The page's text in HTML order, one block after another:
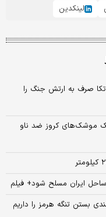
لینکدین
صرف به ارتش جنگ را
موشک‌های کروز ضد ناو
بستن تنگه هرمز را داریم